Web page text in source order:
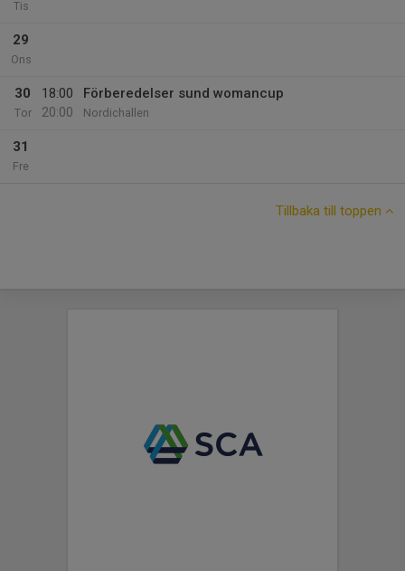
Tis
29
Ons
30
Tor
18:00
20:00
Förberedelser sund womancup
Nordichallen
31
Fre
Tillbaka till toppen